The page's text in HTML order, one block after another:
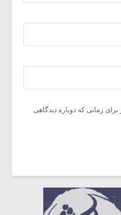
زمانی که دوباره دیدگاهی